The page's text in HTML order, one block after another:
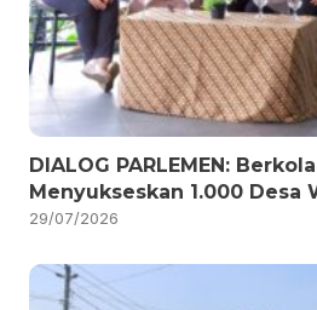
DIALOG PARLEMEN:
Menyukseskan 1.000 Desa
29/07/2026